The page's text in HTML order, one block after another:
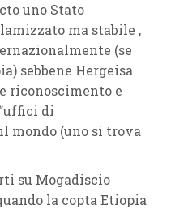
uno Stato
ma stabile ,
(se
sebbene Hergeisa
riconoscimento e
di
mondo (uno si trova
su Mogadiscio
la copta Etiopia